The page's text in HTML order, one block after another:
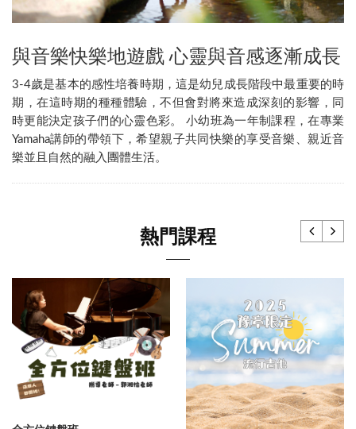
與音樂快樂地遊戲 心靈與音感逐漸成長
3-4歲是基本的感性培養時期，這是幼兒成長階段中最重要的時
期，在這時期的種種體驗，不但會對將來造成深刻的影響，同
時更能決定孩子們的心靈色彩。 小幼班為一年制課程，在專業
Yamaha講師的帶領下，希望親子共同快樂的享受音樂、親近音
樂並且自然的融入團體生活。
熱門課程